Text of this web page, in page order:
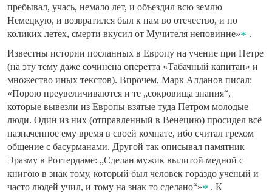
пребывал, учась, немало лет, и объездил всю землю
Немецкую, и возвратился был к нам во отечество, и по
коликих летех, смерти вкусил от Мучителя неповинне»
.
Известны истории посланных в Европу на учение при Петре
(на эту тему даже сочинена оперетта «Табачный капитан» и
множество иных текстов). Впрочем, Марк Алданов писал:
«Порою преувеличиваются и те „сокровища знания“,
которые вывезли из Европы взятые туда Петром молодые
люди. Один из них (отправленный в Венецию) просидел всё
назначенное ему время в своей комнате, ибо считал грехом
общение с басурманами. Другой так описывал памятник
Эразму в Роттердаме: „Сделан мужик вылитой медной с
книгою в знак тому, который был человек гораздо ученый и
часто людей учил, и тому на знак то сделано“»
. К